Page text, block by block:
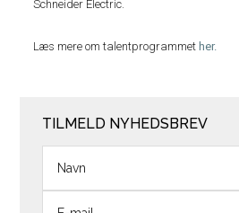
Schneider Electric.
Læs mere om talentprogrammet her.
TILMELD NYHEDSBREV